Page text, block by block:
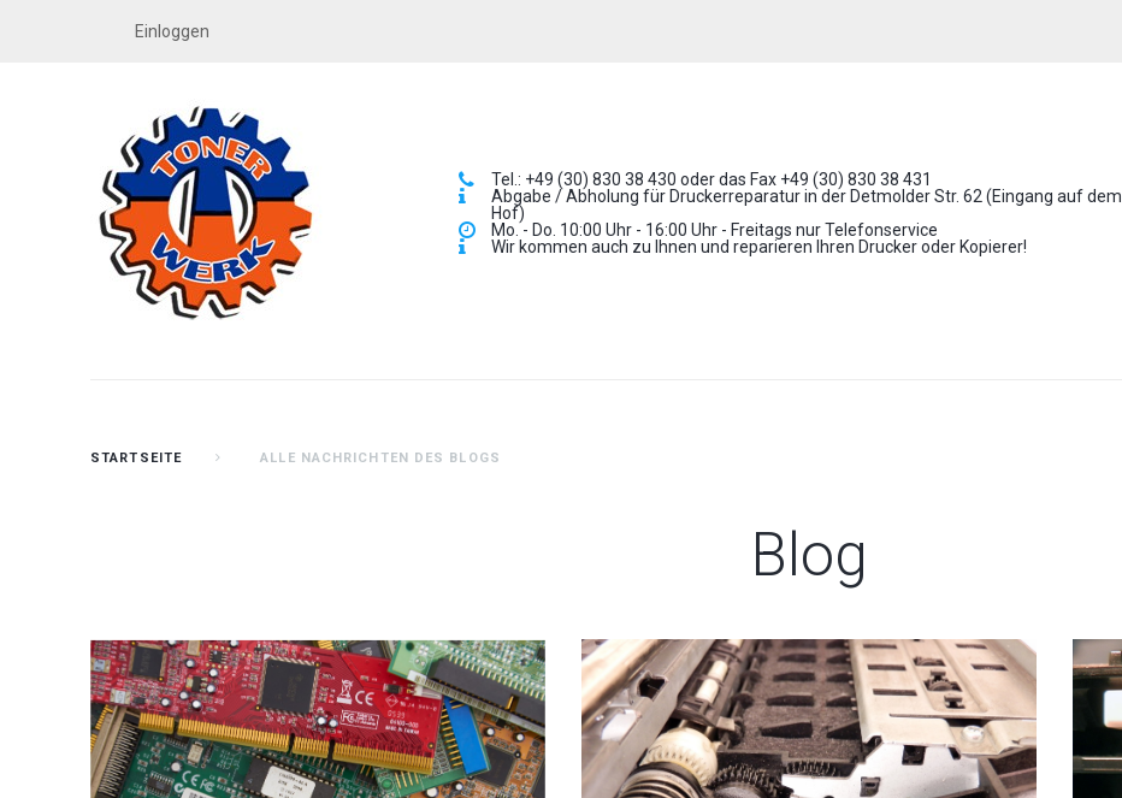
Einloggen
Tel.: +49 (30) 830 38 430 oder das Fax +49 (30) 830 38 431
Abgabe / Abholung für Druckerreparatur in der Detmolder Str. 62 (Eingang auf dem
Hof)
Mo. - Do. 10:00 Uhr - 16:00 Uhr - Freitags nur Telefonservice
Wir kommen auch zu Ihnen und reparieren Ihren Drucker oder Kopierer!
STARTSEITE ALLE NACHRICHTEN DES BLOGS
Blog